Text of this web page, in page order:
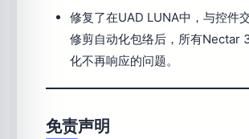
修复了在UAD LUNA中，与控件
修剪自动化包络后，所有Nectar
化不再响应的问题。
免责声明